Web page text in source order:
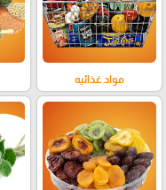
مواد غذائيه